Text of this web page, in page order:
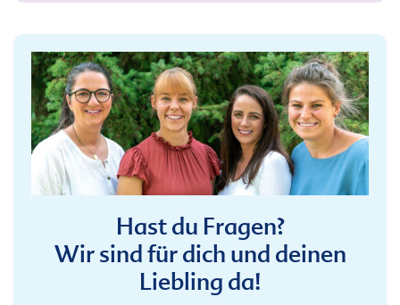
Hast du Fragen?
Wir sind für dich und deinen
Liebling da!